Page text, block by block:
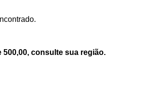
consulte sua região.